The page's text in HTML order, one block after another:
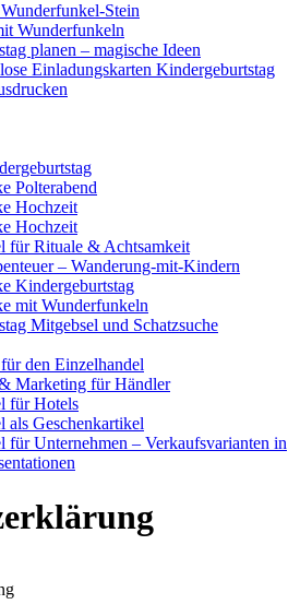
Stein
Wunderfunkeln
planen – magische Ideen
Einladungskarten Kindergeburtstag
Polterabend
Hochzeit
Hochzeit
für Rituale & Achtsamkeit
– Wanderung-mit-Kindern
Kindergeburtstag
mit Wunderfunkeln
Mitgebsel und Schatzsuche
den Einzelhandel
Marketing für Händler
für Hotels
als Geschenkartikel
für Unternehmen – Verkaufsvarianten in